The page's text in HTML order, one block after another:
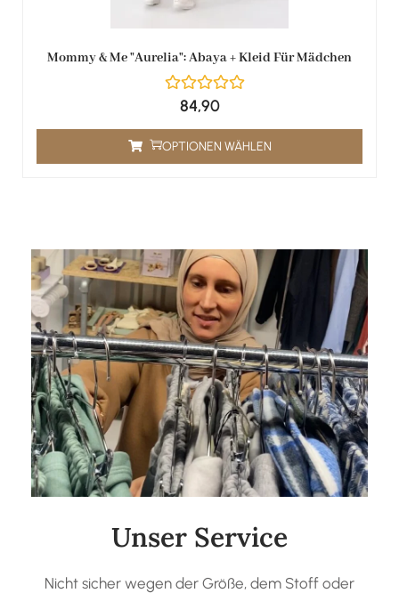
Mommy & Me "Aurelia": Abaya + Kleid Für Mädchen
84,90
OPTIONEN WÄHLEN
Unser Service
Nicht sicher wegen der Größe, dem Stoff oder